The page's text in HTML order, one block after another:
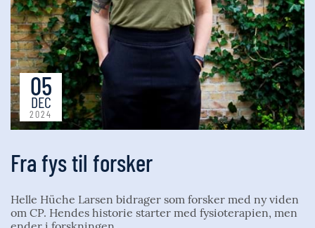
05
DEC
2024
Fra fys til forsker
Helle Hüche Larsen bidrager som forsker med ny viden
om CP. Hendes historie starter med fysioterapien, men